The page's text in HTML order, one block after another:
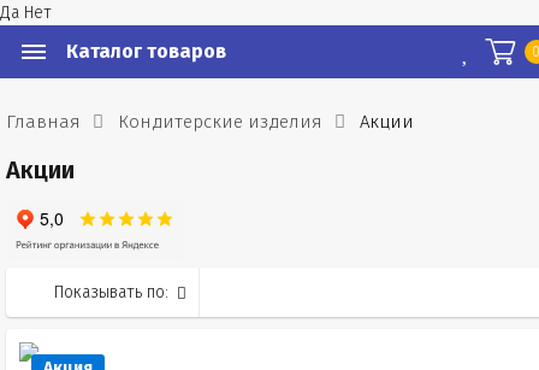
Да Нет
Каталог товаров
Главная Кондитерские изделия Акции
Акции
Показывать по: